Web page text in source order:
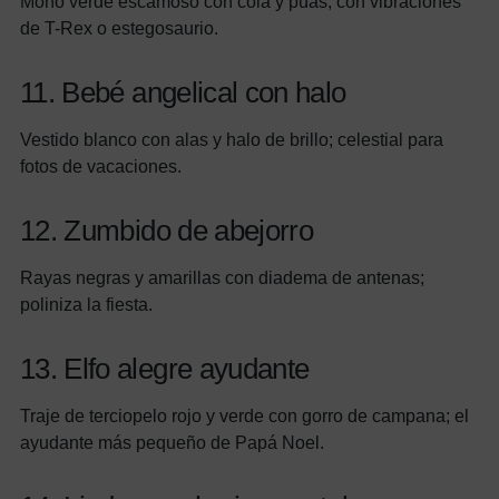
de T-Rex o estegosaurio.
11. Bebé angelical con halo
Vestido blanco con alas y halo de brillo; celestial para
fotos de vacaciones.
12. Zumbido de abejorro
Rayas negras y amarillas con diadema de antenas;
poliniza la fiesta.
13. Elfo alegre ayudante
Traje de terciopelo rojo y verde con gorro de campana; el
ayudante más pequeño de Papá Noel.